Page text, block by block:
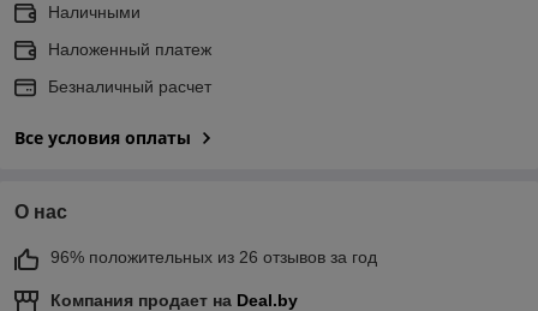
Наличными
Наложенный платеж
Безналичный расчет
Все условия оплаты
О нас
96% положительных из 26 отзывов за год
Компания продает на Deal.by